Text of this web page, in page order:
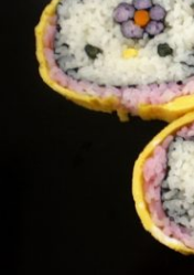
は、
「花
椿」